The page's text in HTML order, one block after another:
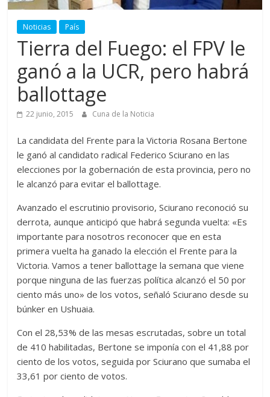
Noticias País
Tierra del Fuego: el FPV le
ganó a la UCR, pero habrá
ballottage
22 junio, 2015 Cuna de la Noticia
La candidata del Frente para la Victoria Rosana Bertone
le ganó al candidato radical Federico Sciurano en las
elecciones por la gobernación de esta provincia, pero no
le alcanzó para evitar el ballottage.
Avanzado el escrutinio provisorio, Sciurano reconoció su
derrota, aunque anticipó que habrá segunda vuelta: «Es
importante para nosotros reconocer que en esta
primera vuelta ha ganado la elección el Frente para la
Victoria. Vamos a tener ballottage la semana que viene
porque ninguna de las fuerzas política alcanzó el 50 por
ciento más uno» de los votos, señaló Sciurano desde su
búnker en Ushuaia.
Con el 28,53% de las mesas escrutadas, sobre un total
de 410 habilitadas, Bertone se imponía con el 41,88 por
ciento de los votos, seguida por Sciurano que sumaba el
33,61 por ciento de votos.